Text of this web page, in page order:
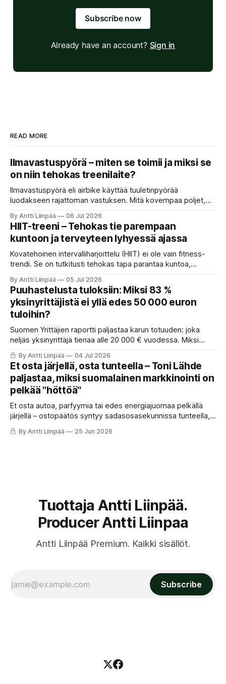
Subscribe now
Already have an account? Sign in
READ MORE
Ilmavastuspyörä – miten se toimii ja miksi se
on niin tehokas treenilaite?
Ilmavastuspyörä eli airbike käyttää tuuletinpyörää
luodakseen rajattoman vastuksen. Mitä kovempaa poljet,
By Antti Liinpää 06 Jul 2026
HIIT-treeni – Tehokas tie parempaan
kuntoon ja terveyteen lyhyessä ajassa
Kovatehoinen intervalliharjoittelu (HIIT) ei ole vain fitness-
trendi. Se on tutkitusti tehokas tapa parantaa kuntoa,
nostaa VO₂maxia, parantaa insuliiniherkkyyttä, laskee
verenpainetta ja tukee jopa aivoterveyttä pitkällä
tähtäimellä.
By Antti Liinpää 05 Jul 2026
Puuhastelusta tuloksiin: Miksi 83 %
yksinyrittäjistä ei yllä edes 50 000 euron
tuloihin?
Suomen Yrittäjien raportti paljastaa karun totuuden: joka
neljäs yksinyrittäjä tienaa alle 20 000 € vuodessa. Miksi
mukaan syy on suunnassa ja fokuksessa. Lue 4 askelta,
joilla käännät puuhastelun kannattavaksi ja otat itsen
johtamisen haltuun.
By Antti Liinpää 04 Jul 2026
Et osta järjellä, osta tunteella – Toni Lähde
paljastaa, miksi suomalainen markkinointi on
pelkää "höttöä"
Et osta autoa, parfyymia tai edes energiajuomaa pelkällä
järjellä – ostopäätös syntyy sadasosasekunnissa tunteella,
By Antti Liinpää 25 Jun 2026
Tuottaja Antti Liinpää.
Producer Antti Liinpaa
Antti Liinpää Premium. Kaikki sisällöt.
Subscribe